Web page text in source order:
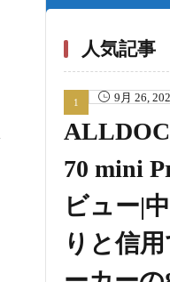
人気記事
9月 26,
70 mini
ビュー|
りと信